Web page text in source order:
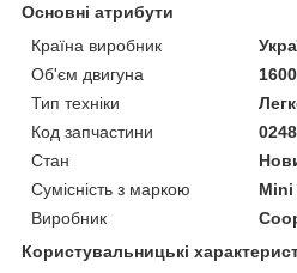
Основні атрибути
Країна виробник
Об'єм двигуна
Тип техніки
Код запчастини
Стан
Сумісність з маркою
Mini
Виробник
Користувальницькі